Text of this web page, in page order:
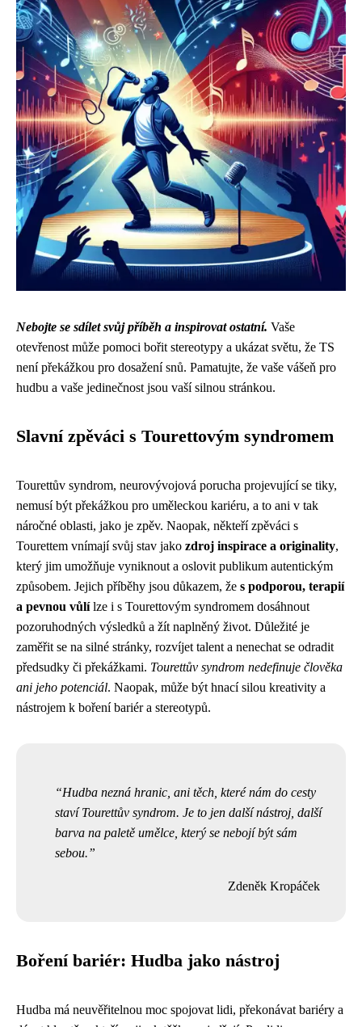
Nebojte se sdílet svůj příběh a inspirovat ostatní. Vaše
otevřenost může pomoci bořit stereotypy a ukázat světu, že TS
není překážkou pro dosažení snů. Pamatujte, že vaše vášeň pro
hudbu a vaše jedinečnost jsou vaší silnou stránkou.
Slavní zpěváci s Tourettovým syndromem
Tourettův syndrom, neurovývojová porucha projevující se tiky,
nemusí být překážkou pro uměleckou kariéru, a to ani v tak
náročné oblasti, jako je zpěv. Naopak, někteří zpěváci s
Tourettem vnímají svůj stav jako zdroj inspirace a originality,
který jim umožňuje vyniknout a oslovit publikum autentickým
způsobem. Jejich příběhy jsou důkazem, že s podporou, terapií
a pevnou vůlílze i s Tourettovým syndromem dosáhnout
pozoruhodných výsledků a žít naplněný život. Důležité je
zaměřit se na silné stránky, rozvíjet talent a nenechat se odradit
předsudky či překážkami. Tourettův syndrom nedefinuje člověka
ani jeho potenciál. Naopak, může být hnací silou kreativity a
nástrojem k boření bariér a stereotypů.
Hudba nezná hranic, ani těch, které nám do cesty
staví Tourettův syndrom. Je to jen další nástroj, další
barva na paletě umělce, který se nebojí být sám
sebou.
Zdeněk Kropáček
Boření bariér: Hudba jako nástroj
Hudba má neuvěřitelnou moc spojovat lidi, překonávat bariéry a